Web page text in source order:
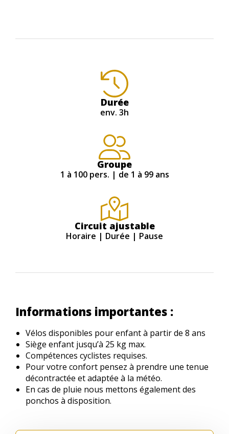
Durée
env. 3h
Groupe
1 à 100 pers. | de 1 à 99 ans
Circuit ajustable
Horaire | Durée | Pause
Informations importantes :
Vélos disponibles pour enfant à partir de 8 ans
Siège enfant jusqu’à 25 kg max.
Compétences cyclistes requises.
Pour votre confort pensez à prendre une tenue
décontractée et adaptée à la météo.
En cas de pluie nous mettons également des
ponchos à disposition.